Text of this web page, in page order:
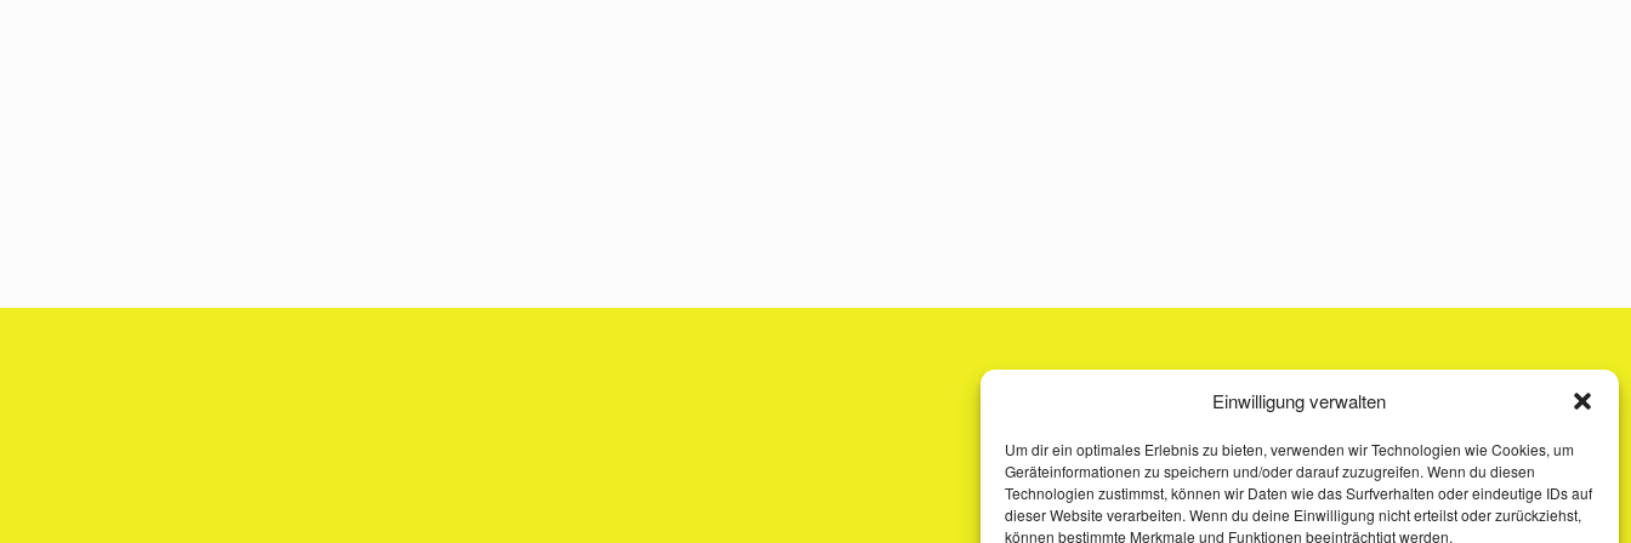
Einwilligung verwalten
Um dir ein optimales Erlebnis zu bieten, verwenden wir Technologien wie Cookies, um
Geräteinformationen zu speichern und/oder darauf zuzugreifen. Wenn du diesen
Technologien zustimmst, können wir Daten wie das Surfverhalten oder eindeutige IDs auf
dieser Website verarbeiten. Wenn du deine Einwilligung nicht erteilst oder zurückziehst,
können bestimmte Merkmale und Funktionen beeinträchtigt werden.